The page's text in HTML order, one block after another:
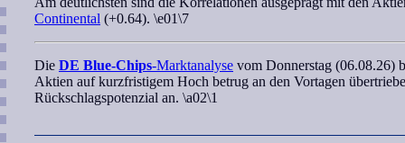
Continental (+0.64). \e01\7
Die DE Blue-Chips-Marktanalyse vom Donnerstag (06.08.26)
Aktien auf kurzfristigem Hoch betrug an den Vortagen
Rückschlagspotenzial an. \a02\1